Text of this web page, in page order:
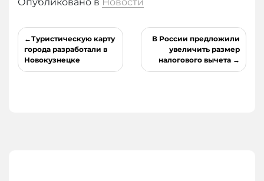
Навигация
по
записям
Туристическую карту
города разработали в
Новокузнецке
В России предложили
увеличить размер
налогового вычета